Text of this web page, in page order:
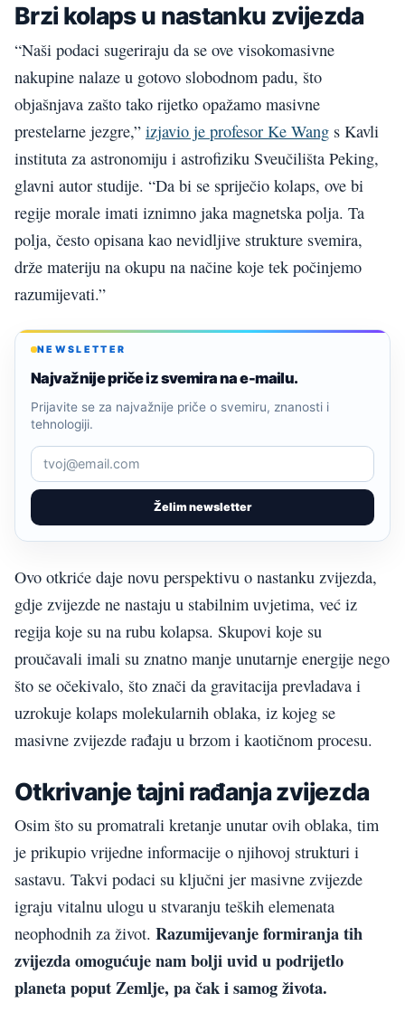
Brzi kolaps u nastanku zvijezda
“Naši podaci sugeriraju da se ove visokomasivne
nakupine nalaze u gotovo slobodnom padu, što
objašnjava zašto tako rijetko opažamo masivne
prestelarne jezgre,” izjavio je profesor Ke Wang s Kavli
instituta za astronomiju i astrofiziku Sveučilišta Peking,
glavni autor studije. “Da bi se spriječio kolaps, ove bi
regije morale imati iznimno jaka magnetska polja. Ta
polja, često opisana kao nevidljive strukture svemira,
drže materiju na okupu na načine koje tek počinjemo
razumijevati.”
NEWSLETTER
Najvažnije priče iz svemira na e-mailu.
Želim newsletter
Prijavite se za najvažnije priče o svemiru, znanosti i
tehnologiji.
Ovo otkriće daje novu perspektivu o nastanku zvijezda,
gdje zvijezde ne nastaju u stabilnim uvjetima, već iz
regija koje su na rubu kolapsa. Skupovi koje su
proučavali imali su znatno manje unutarnje energije nego
što se očekivalo, što znači da gravitacija prevladava i
uzrokuje kolaps molekularnih oblaka, iz kojeg se
masivne zvijezde rađaju u brzom i kaotičnom procesu.
Otkrivanje tajni rađanja zvijezda
Osim što su promatrali kretanje unutar ovih oblaka, tim
je prikupio vrijedne informacije o njihovoj strukturi i
sastavu. Takvi podaci su ključni jer masivne zvijezde
igraju vitalnu ulogu u stvaranju teških elemenata
neophodnih za život. Razumijevanje formiranja tih
zvijezda omogućuje nam bolji uvid u podrijetlo
planeta poput Zemlje, pa čak i samog života.